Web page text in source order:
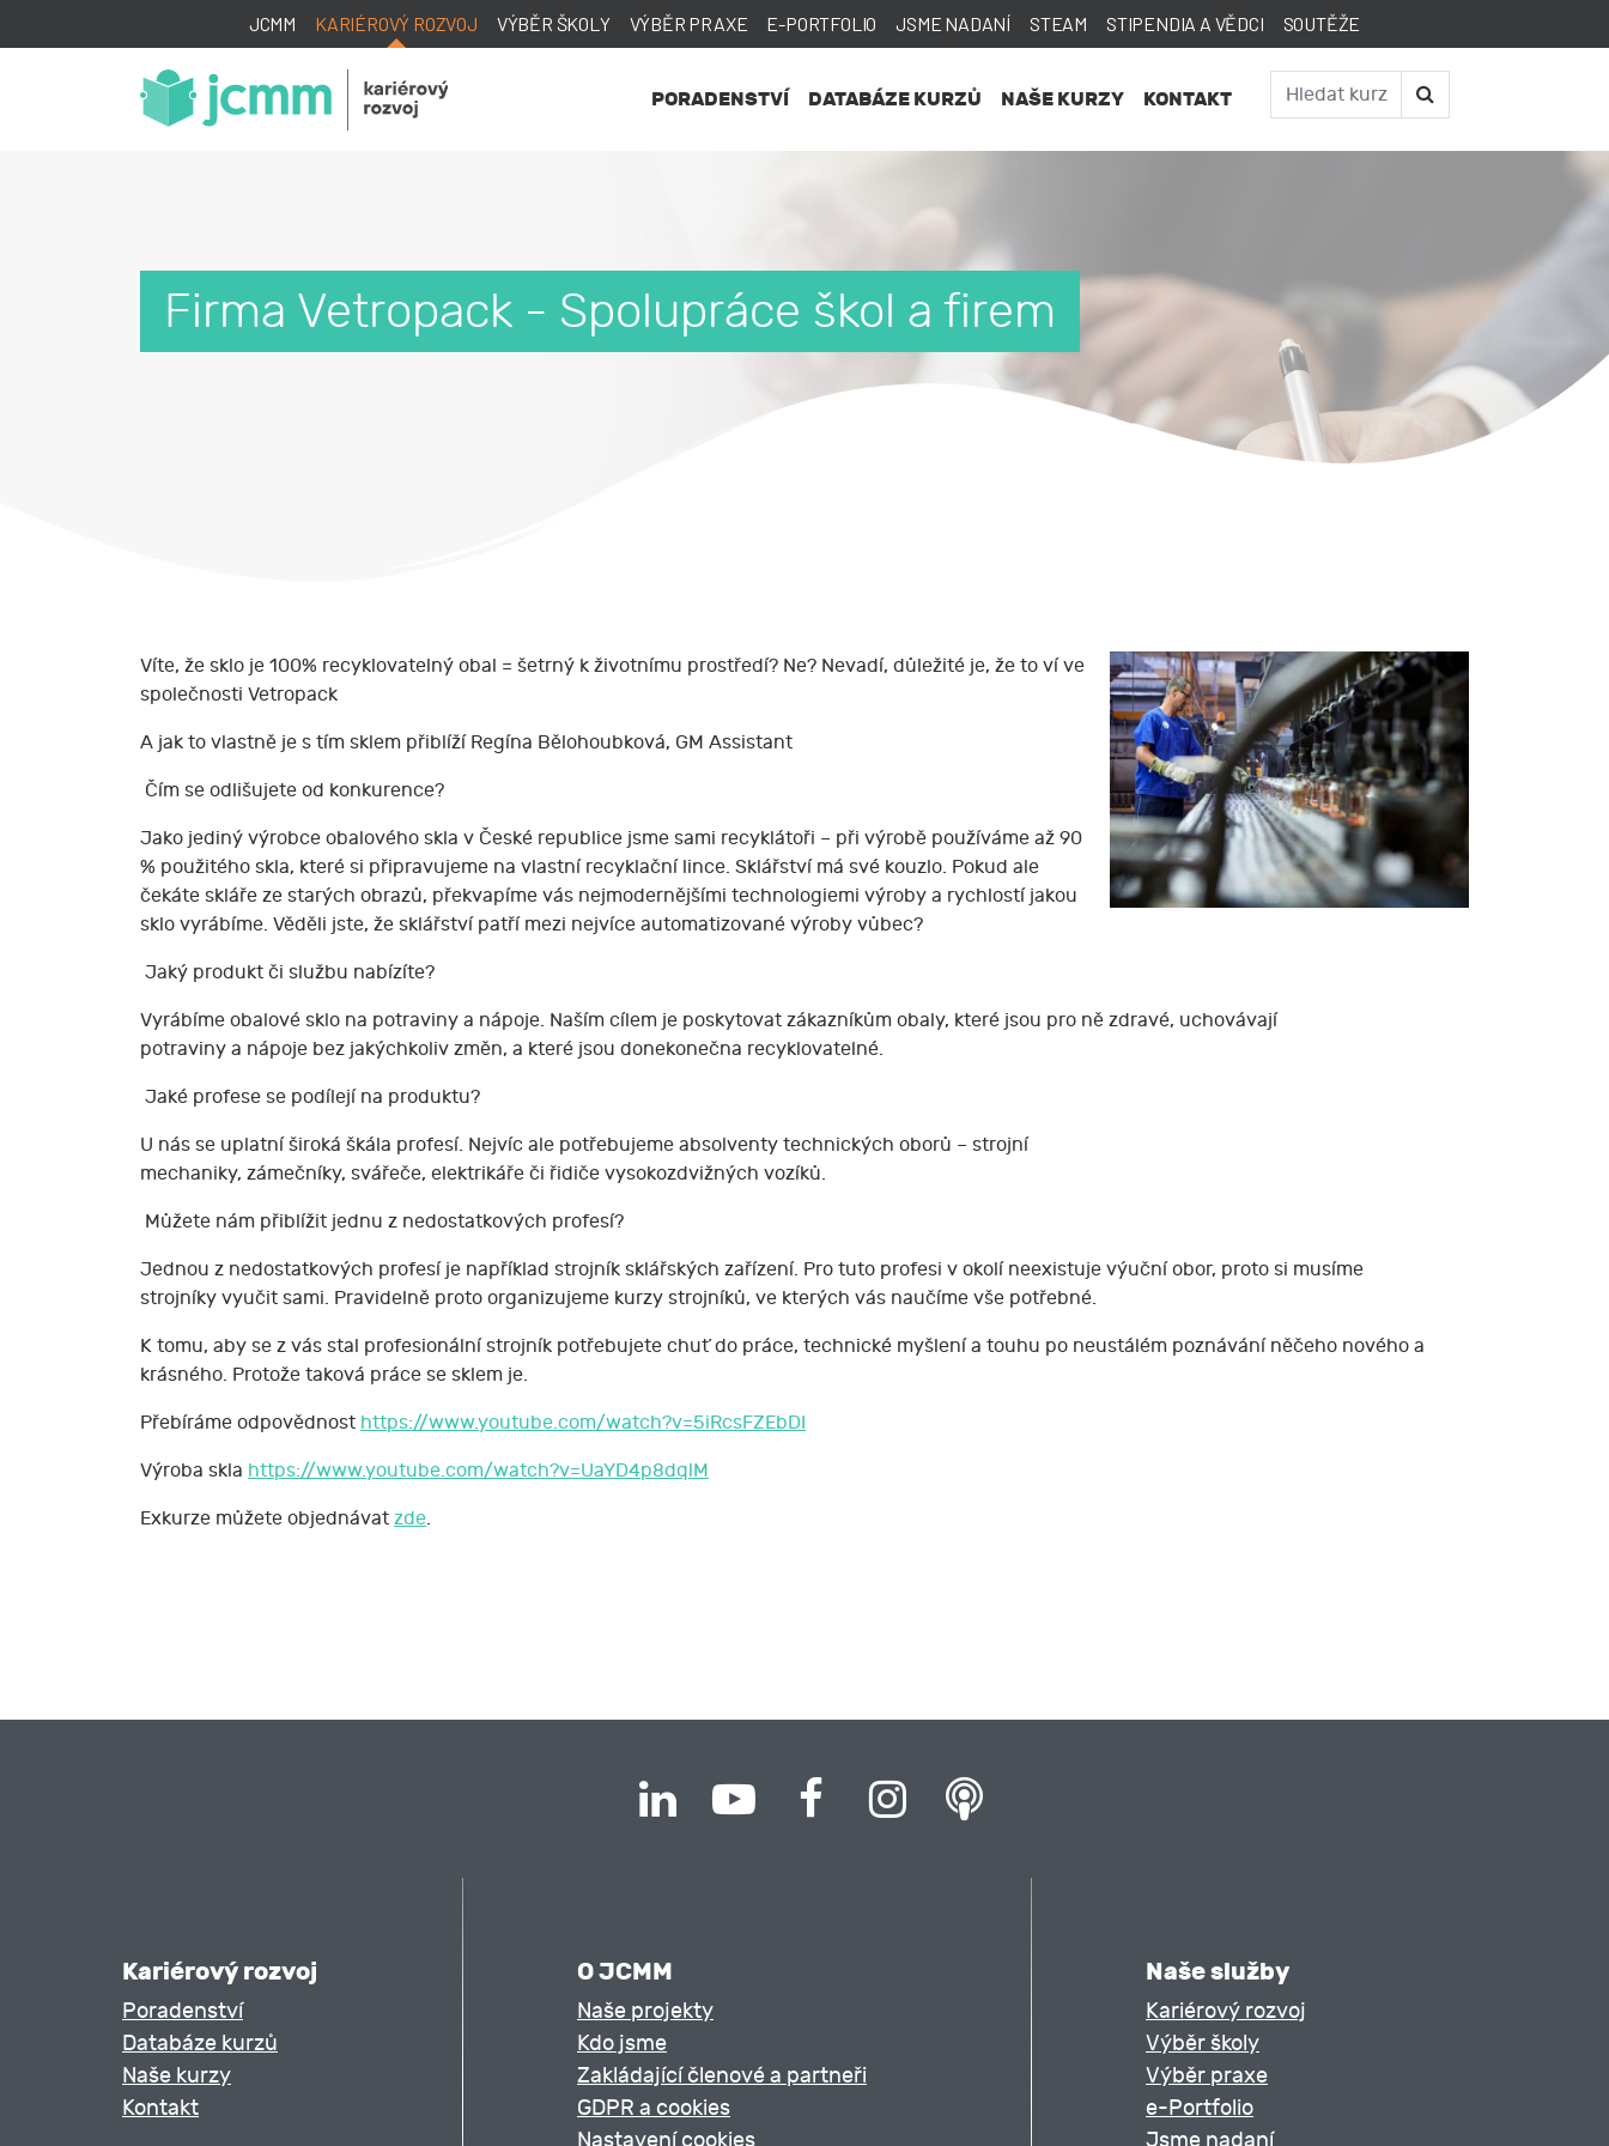
JCMM KARIÉROVÝ ROZVOJ VÝBĚR ŠKOLY VÝBĚR PRAXE E-PORTFOLIO JSME NADANÍ STEAM STIPENDIA A VĚDCI SOUTĚŽE
PORADENSTVÍ DATABÁZE KURZŮ NAŠE KURZY KONTAKT
Firma Vetropack - Spolupráce škol a firem
Víte, že sklo je 100% recyklovatelný obal = šetrný k životnímu prostředí? Ne? Nevadí, důležité je, že to ví ve
společnosti Vetropack
A jak to vlastně je s tím sklem přiblíží Regína Bělohoubková, GM Assistant
Čím se odlišujete od konkurence?
Jako jediný výrobce obalového skla v České republice jsme sami recyklátoři – při výrobě používáme až 90
% použitého skla, které si připravujeme na vlastní recyklační lince. Sklářství má své kouzlo. Pokud ale
čekáte skláře ze starých obrazů, překvapíme vás nejmodernějšími technologiemi výroby a rychlostí jakou
sklo vyrábíme. Věděli jste, že sklářství patří mezi nejvíce automatizované výroby vůbec?
Jaký produkt či službu nabízíte?
Vyrábíme obalové sklo na potraviny a nápoje. Naším cílem je poskytovat zákazníkům obaly, které jsou pro ně zdravé, uchovávají
potraviny a nápoje bez jakýchkoliv změn, a které jsou donekonečna recyklovatelné.
Jaké profese se podílejí na produktu?
U nás se uplatní široká škála profesí. Nejvíc ale potřebujeme absolventy technických oborů – strojní
mechaniky, zámečníky, svářeče, elektrikáře či řidiče vysokozdvižných vozíků.
Můžete nám přiblížit jednu z nedostatkových profesí?
Jednou z nedostatkových profesí je například strojník sklářských zařízení. Pro tuto profesi v okolí neexistuje výuční obor, proto si musíme
strojníky vyučit sami. Pravidelně proto organizujeme kurzy strojníků, ve kterých vás naučíme vše potřebné.
K tomu, aby se z vás stal profesionální strojník potřebujete chuť do práce, technické myšlení a touhu po neustálém poznávání něčeho nového a
krásného. Protože taková práce se sklem je.
Přebíráme odpovědnost https://www.youtube.com/watch?v=5iRcsFZEbDI
Výroba skla https://www.youtube.com/watch?v=UaYD4p8dqlM
Exkurze můžete objednávat zde.
Kariérový rozvoj
Poradenství
Databáze kurzů
Naše kurzy
Kontakt
O JCMM
Naše projekty
Kdo jsme
Zakládající členové a partneři
GDPR a cookies
Nastavení cookies
Naše služby
Kariérový rozvoj
Výběr školy
Výběr praxe
e-Portfolio
Jsme nadaní